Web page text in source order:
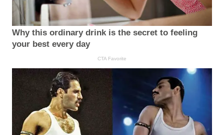
Why this ordinary drink is the secret to feeling
your best every day
CTA Favorite